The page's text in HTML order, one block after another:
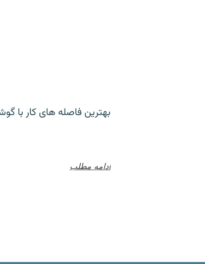
بهترین فاصله های کار با
ادامه مطلب